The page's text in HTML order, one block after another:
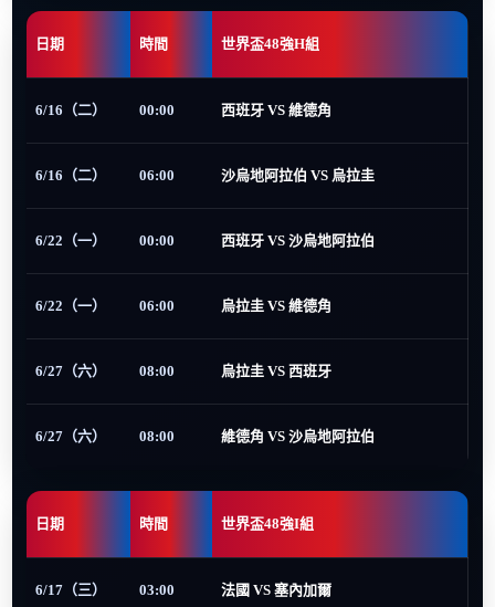
日期 時間 世界盃48強H組
6/16（二） 00:00 西班牙 VS 維德角
6/16（二） 06:00 沙烏地阿拉伯 VS 烏拉圭
6/22（一） 00:00 西班牙 VS 沙烏地阿拉伯
6/22（一） 06:00 烏拉圭 VS 維德角
6/27（六） 08:00 烏拉圭 VS 西班牙
6/27（六） 08:00 維德角 VS 沙烏地阿拉伯
日期 時間 世界盃48強I組
6/17（三） 03:00 法國 VS 塞內加爾